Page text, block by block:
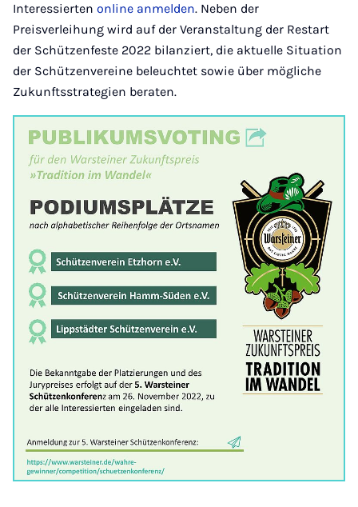
Interessierten online anmelden. Neben der
Preisverleihung wird auf der Veranstaltung der Restart
der Schützenfeste 2022 bilanziert, die aktuelle Situation
der Schützenvereine beleuchtet sowie über mögliche
Zukunftsstrategien beraten.